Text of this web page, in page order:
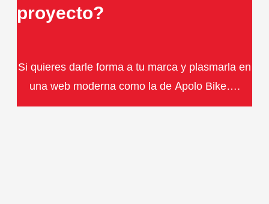
proyecto?
Si quieres darle forma a tu marca y plasmarla en
una web moderna como la de Apolo Bike….